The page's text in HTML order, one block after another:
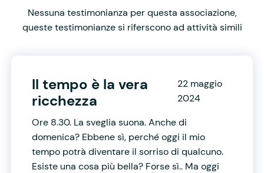
Nessuna testimonianza per questa associazione,
queste testimonianze si riferscono ad attività simili
Il tempo è la vera
ricchezza
22 maggio
2024
Ore 8.30. La sveglia suona. Anche di
domenica? Ebbene sì, perché oggi il mio
tempo potrà diventare il sorriso di qualcuno.
Esiste una cosa più bella? Forse sì.. Ma oggi